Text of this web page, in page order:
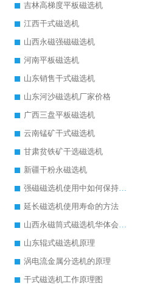
吉林高梯度平板磁选机
江西干式磁选机
山西永磁强磁磁选机
河南平板磁选机
山东销售干式磁选机
山东河沙磁选机厂家价格
广西三盘平板磁选机
云南锰矿干式磁选机
甘肃贫铁矿干选磁选机
新疆干粉永磁选机
强磁磁选机使用中如何保持其顺畅运行
延长磁选机使用寿命的方法
山西永磁筒式磁选机华体会手机网页版-华体会(中国)
山东辊式磁选机原理
涡电流金属分选机的原理
干式磁选机工作原理图